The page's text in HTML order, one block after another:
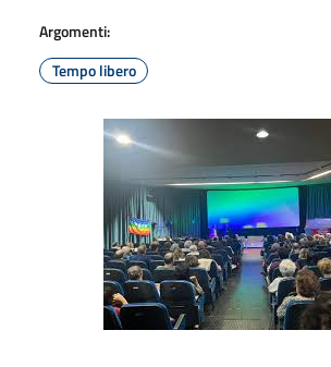
Argomenti:
Tempo libero